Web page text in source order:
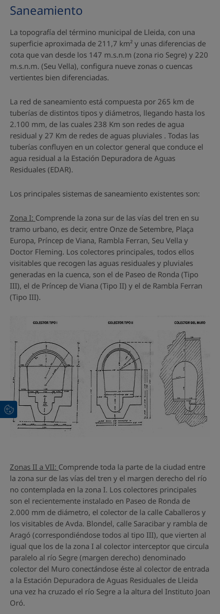
Saneamiento
La topografía del término municipal de Lleida, con una
superficie aproximada de 211,7 km² y unas diferencias de
cota que van desde los 147 m.s.n.m (zona rio Segre) y 220
m.s.n.m. (Seu Vella), configura nueve zonas o cuencas
vertientes bien diferenciadas.
La red de saneamiento está compuesta por 265 km de
tuberías de distintos tipos y diámetros, llegando hasta los
2.100 mm, de las cuales 238 Km son redes de agua
residual y 27 Km de redes de aguas pluviales . Todas las
tuberías confluyen en un colector general que conduce el
agua residual a la Estación Depuradora de Aguas
Residuales (EDAR).
Los principales sistemas de saneamiento existentes son:
Zona I: Comprende la zona sur de las vías del tren en su
tramo urbano, es decir, entre Onze de Setembre, Plaça
Europa, Príncep de Viana, Rambla Ferran, Seu Vella y
Doctor Fleming. Los colectores principales, todos ellos
visitables que recogen las aguas residuales y pluviales
generadas en la cuenca, son el de Paseo de Ronda (Tipo
III), el de Príncep de Viana (Tipo II) y el de Rambla Ferran
(Tipo III).
Zonas II a VII: Comprende toda la parte de la ciudad entre
la zona sur de las vías del tren y el margen derecho del río
no contemplada en la zona I. Los colectores principales
son el recientemente instalado en Paseo de Ronda de
2.000 mm de diámetro, el colector de la calle Caballeros y
los visitables de Avda. Blondel, calle Saracibar y rambla de
Aragó (correspondiéndose todos al tipo III), que vierten al
igual que los de la zona I al colector interceptor que circula
paralelo al río Segre (margen derecho) denominado
colector del Muro conectándose éste al colector de entrada
a la Estación Depuradora de Aguas Residuales de Lleida
una vez ha cruzado el río Segre a la altura del Instituto Joan
Oró.